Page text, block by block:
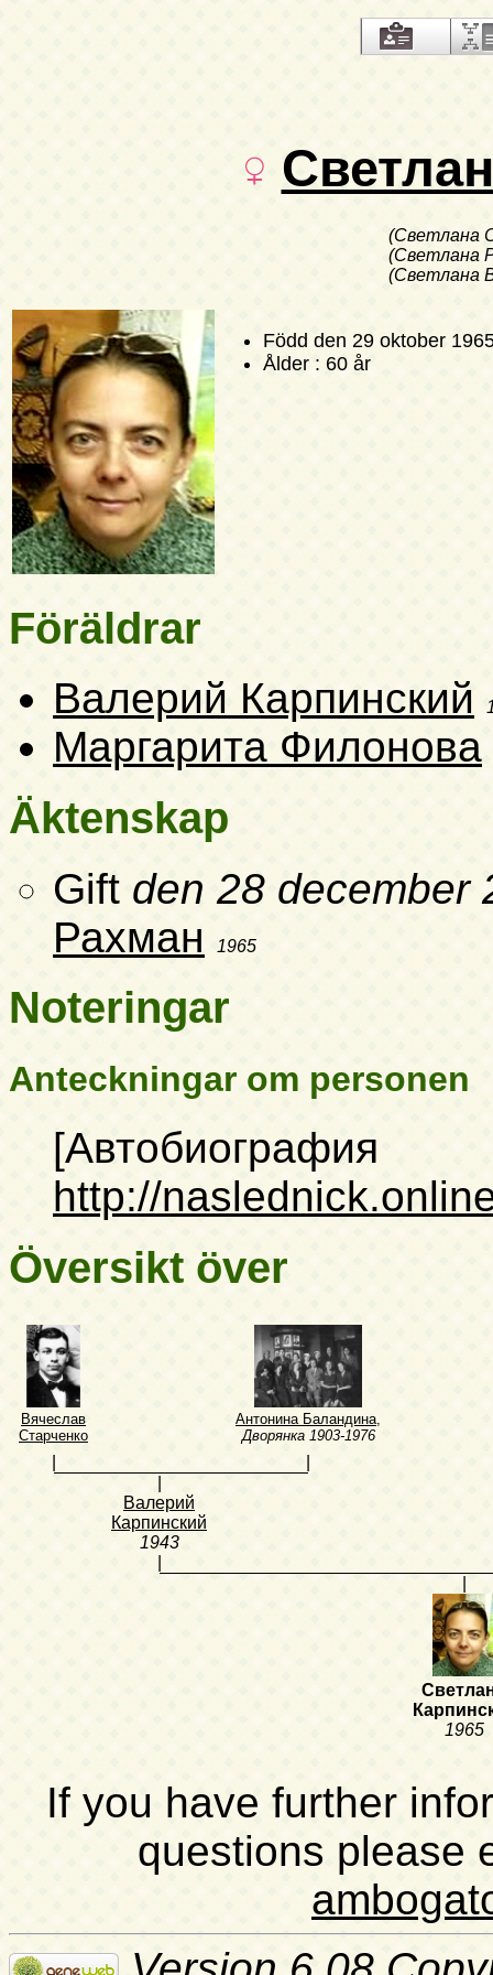
(Светлана
(Светлана
(Светлана
Född den 29 oktober
Ålder : 60 år
Föräldrar
Валерий Карпинский
Маргарита Филонова
Äktenskap
Gift den 28 december
Рахман
1965
Noteringar
Anteckningar om personen
[Автобиография
http://
Översikt över
Вячеслав
Старченко
Антонина Баландина,
Дворянка 1903-1976
Валерий
Карпинский
1943
1965
If you have further
questions please